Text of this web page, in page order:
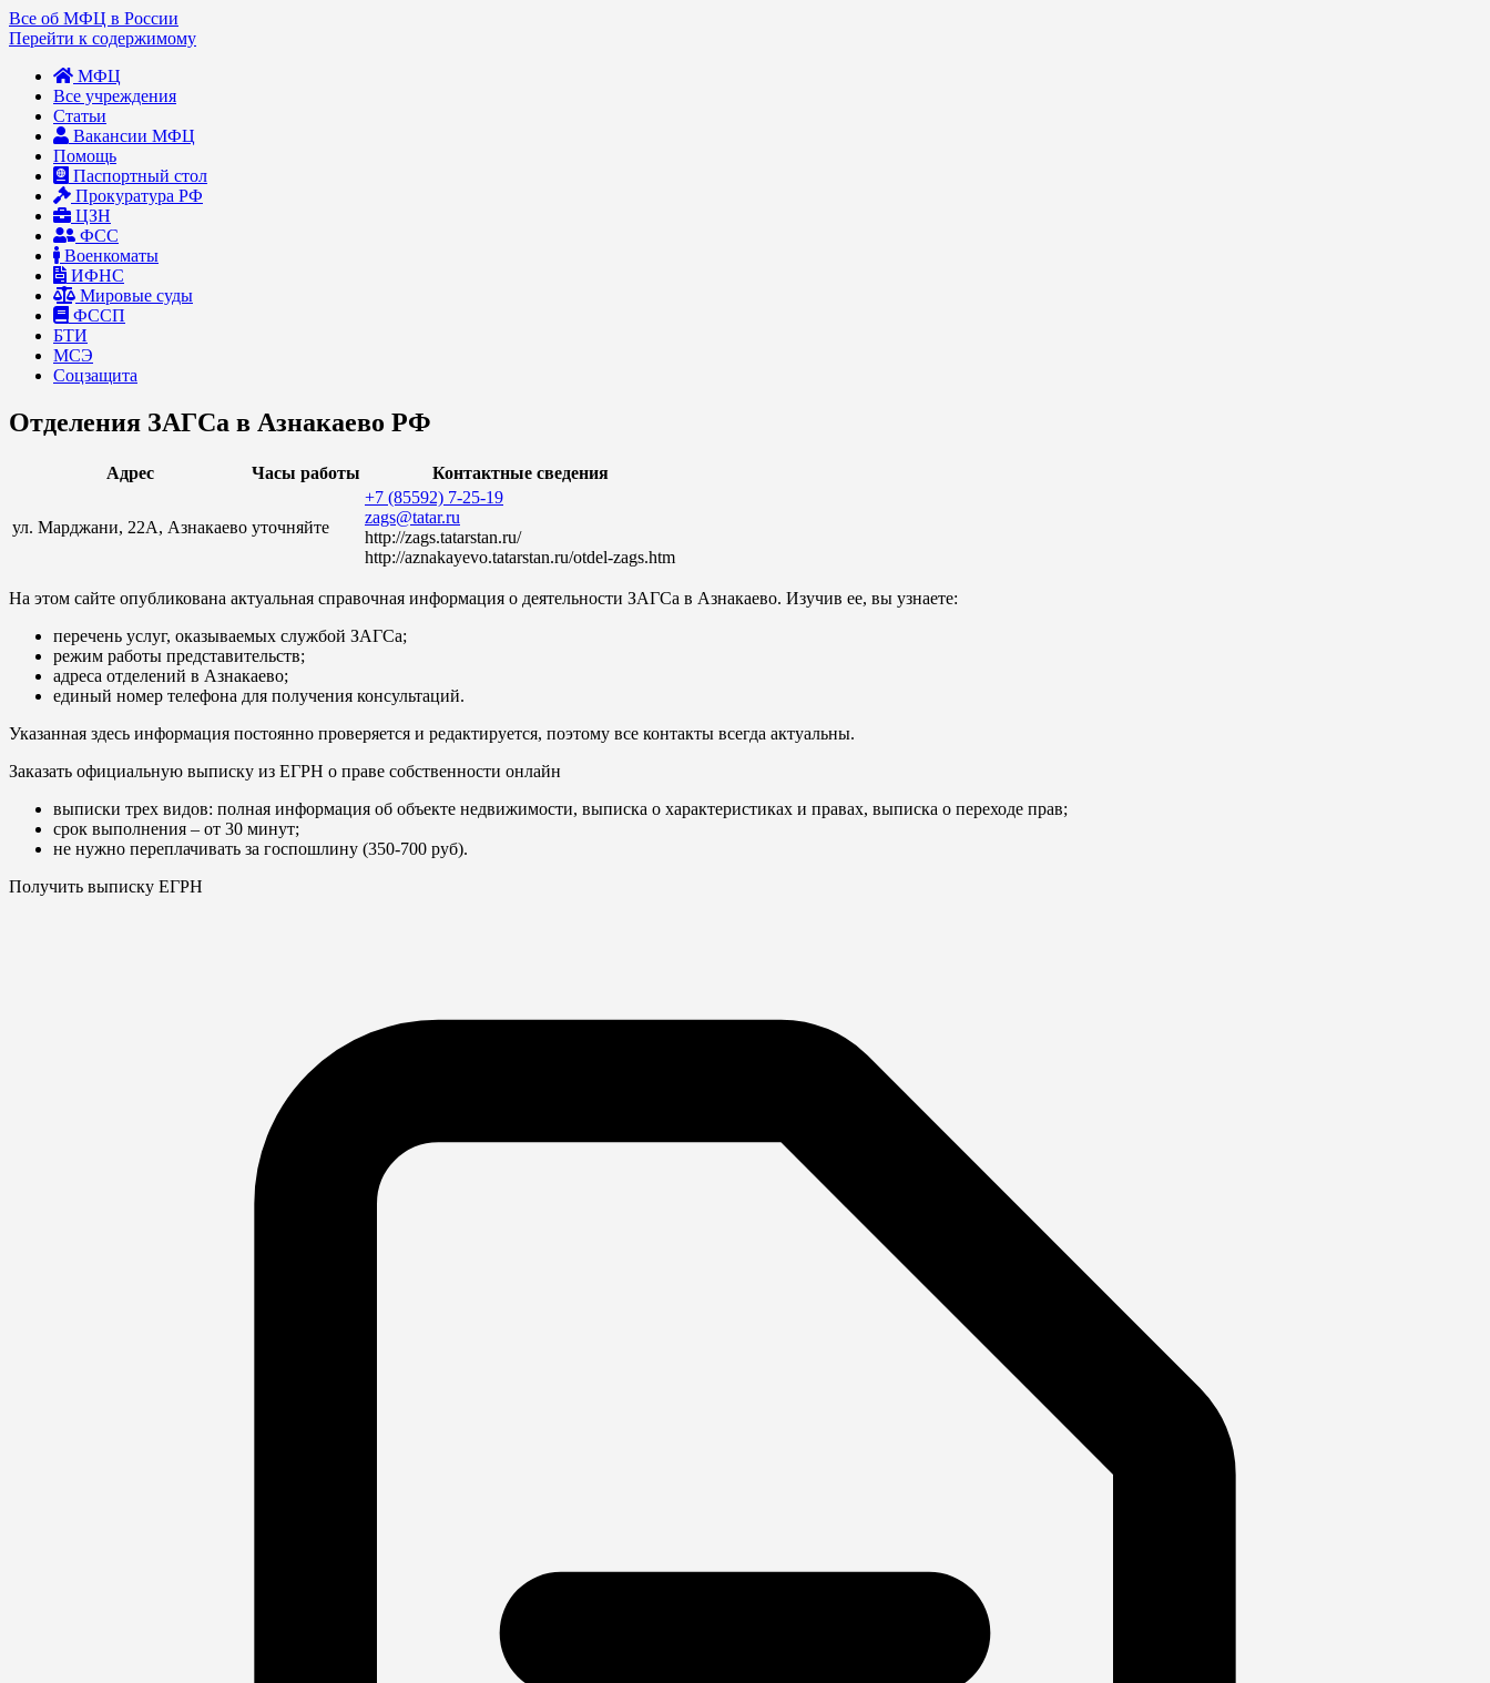
Все об МФЦ в России
Перейти к содержимому
МФЦ
Все учреждения
Статьи
Вакансии МФЦ
Помощь
Паспортный стол
Прокуратура РФ
ЦЗН
ФСС
Военкоматы
ИФНС
Мировые суды
ФССП
БТИ
МСЭ
Соцзащита
Отделения ЗАГСа в Азнакаево РФ
Адрес Часы работы Контактные сведения
ул. Марджани, 22А, Азнакаево уточняйте
+7 (85592) 7-25-19
zags@tatar.ru
http://zags.tatarstan.ru/
http://aznakayevo.tatarstan.ru/otdel-zags.htm
На этом сайте опубликована актуальная справочная информация о деятельности ЗАГСа в Азнакаево. Изучив ее, вы узнаете:
перечень услуг, оказываемых службой ЗАГСа;
режим работы представительств;
адреса отделений в Азнакаево;
единый номер телефона для получения консультаций.
Указанная здесь информация постоянно проверяется и редактируется, поэтому все контакты всегда актуальны.
Заказать официальную выписку из ЕГРН о праве собственности онлайн
выписки трех видов: полная информация об объекте недвижимости, выписка о характеристиках и правах, выписка о переходе прав;
срок выполнения – от 30 минут;
не нужно переплачивать за госпошлину (350-700 руб).
Получить выписку ЕГРН